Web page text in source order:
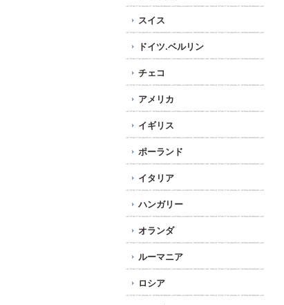
スイス
ドイツ.ベルリン
チェコ
アメリカ
イギリス
ポーランド
イタリア
ハンガリー
オランダ
ルーマニア
ロシア